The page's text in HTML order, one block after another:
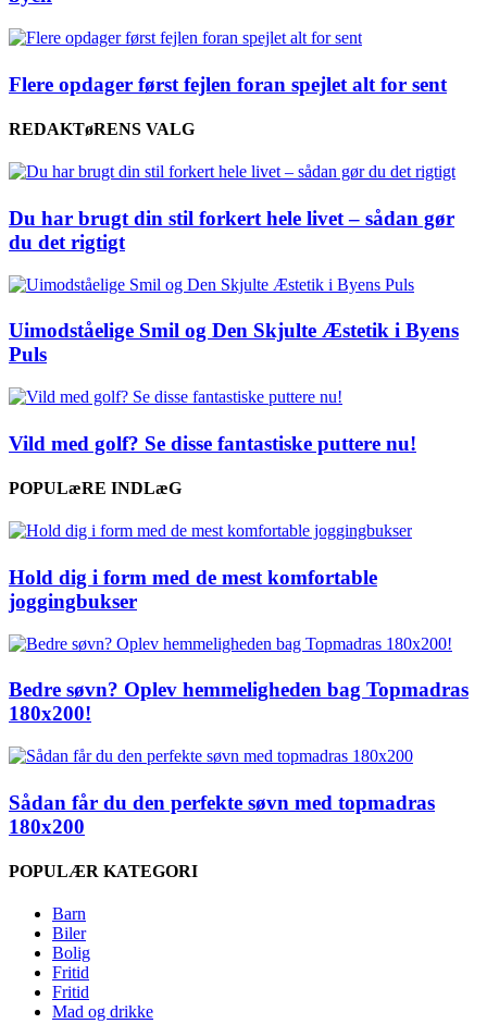
Flere opdager først fejlen foran spejlet alt for sent
REDAKTøRENS VALG
Du har brugt din stil forkert hele livet – sådan gør
du det rigtigt
Uimodståelige Smil og Den Skjulte Æstetik i Byens
Puls
Vild med golf? Se disse fantastiske puttere nu!
POPULæRE INDLæG
Hold dig i form med de mest komfortable
joggingbukser
Bedre søvn? Oplev hemmeligheden bag Topmadras
180x200!
Sådan får du den perfekte søvn med topmadras
180x200
POPULÆR KATEGORI
Barn
Biler
Bolig
Fritid
Fritid
Mad og drikke